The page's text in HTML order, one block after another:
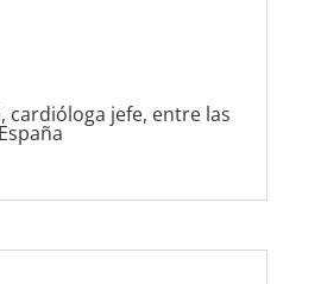
cardióloga jefe, entre las